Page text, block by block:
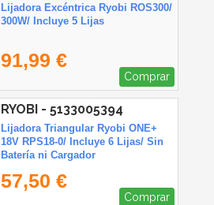
Lijadora Excéntrica Ryobi ROS300/
300W/ Incluye 5 Lijas
91,99 €
Comprar
RYOBI - 5133005394
Lijadora Triangular Ryobi ONE+
18V RPS18-0/ Incluye 6 Lijas/ Sin
Batería ni Cargador
57,50 €
Comprar